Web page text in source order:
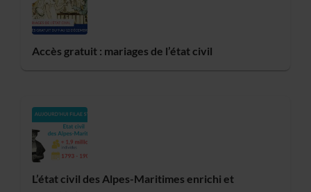
Accès gratuit : mariages de l’état civil
L’état civil des Alpes-Maritimes enrichi et